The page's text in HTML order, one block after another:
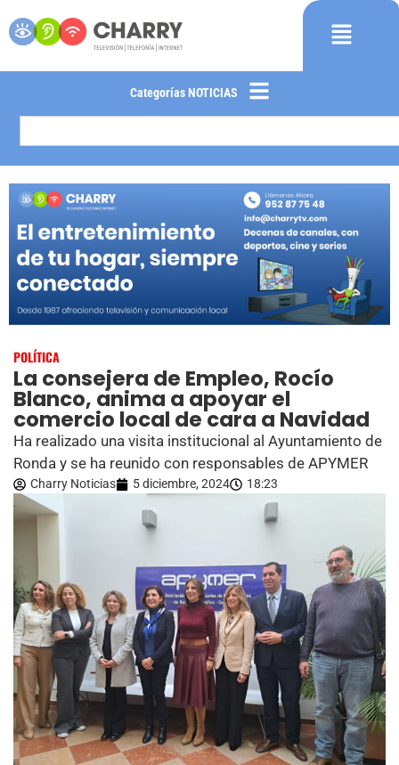
Categorías NOTICIAS
POLÍTICA
La consejera de Empleo, Rocío
Blanco, anima a apoyar el
comercio local de cara a Navidad
Ha realizado una visita institucional al Ayuntamiento de
Ronda y se ha reunido con responsables de APYMER
Charry Noticias 5 diciembre, 2024 18:23